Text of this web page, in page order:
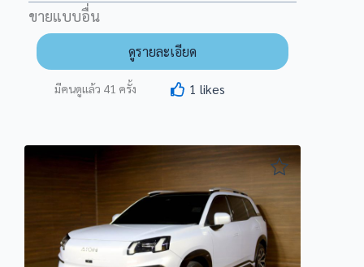
ORA Good Cat GT 2022
Tesla Model 3
Tesla Model 3 Long Range
Tesla Model 3 Performance
Tesla Model Y Performance
XC40 Recharge Single Motor
XC40 Recharge Twin Motor
อธิบายเพิ่ม ( หากมี)
ขายแบบอื่น
ดูรายละเอียด
มีคนดูแล้ว 41 ครั้ง 1 likes